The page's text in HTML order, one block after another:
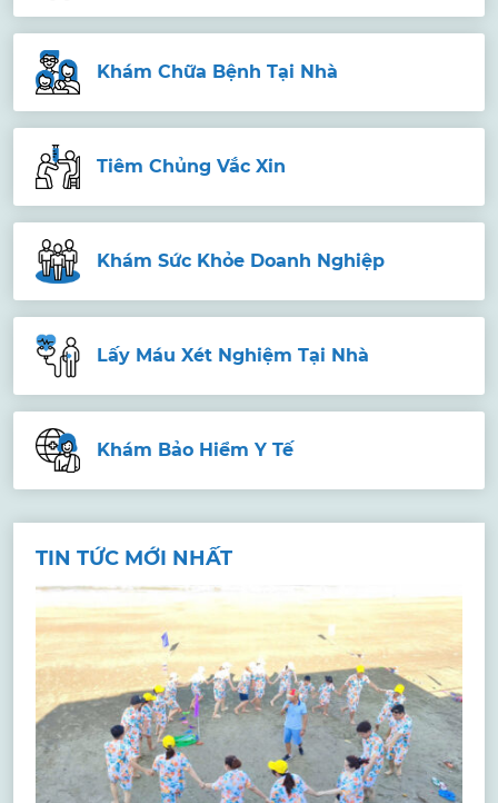
Khám Chữa Bệnh Tại Nhà
Tiêm Chủng Vắc Xin
Khám Sức Khỏe Doanh Nghiệp
Lấy Máu Xét Nghiệm Tại Nhà
Khám Bảo Hiểm Y Tế
TIN TỨC MỚI NHẤT